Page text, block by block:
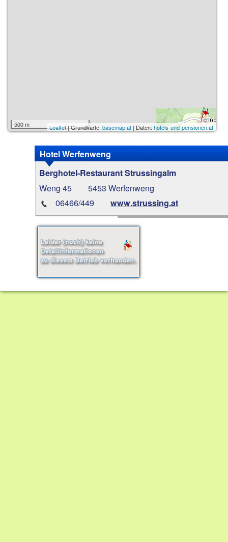
500 m Leaflet| Grundkarte: basemap.at| Daten: hotels-und-pensionen.at
Hotel Werfenweng
Berghotel-Restaurant Strussingalm
Weng 45
5453 Werfenweng
06466/449
www.strussing.at